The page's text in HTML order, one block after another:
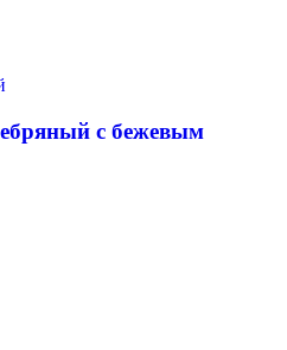
с бежевым